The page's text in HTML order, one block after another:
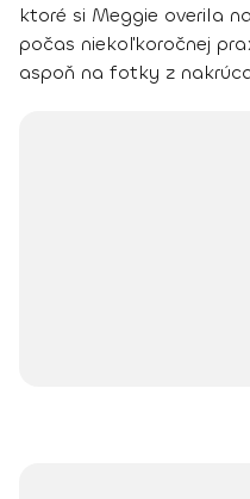
ktoré si Meggie overila
počas niekoľkoročnej
aspoň na fotky z